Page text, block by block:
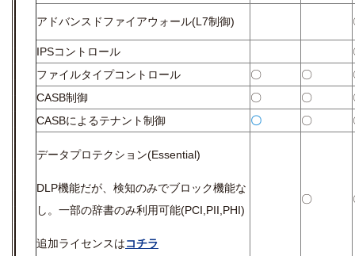
アドバンスドファイアウォール(L7制御)
IPSコントロール
ファイルタイプコントロール
〇 〇
CASB制御
〇 〇
CASBによるテナント制御
〇 〇
データプロテクション(Essential)
DLP機能だが、検知のみでブロック機能な
し。一部の辞書のみ利用可能(PCI,PII,PHI)
追加ライセンスはコチラ
〇